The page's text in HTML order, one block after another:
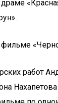
работ